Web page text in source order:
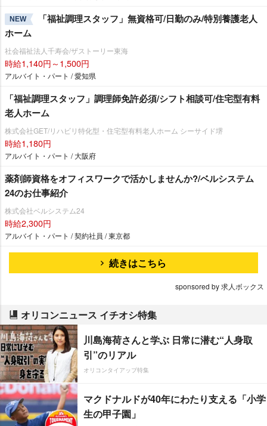
NEW
「福祉調理スタッフ」無資格可/日勤のみ/特別養護老人
ホーム
社会福祉法人千寿会/ザストーリー東海
時給1,140円～1,500円
アルバイト・パート / 愛知県
「福祉調理スタッフ」調理師免許必須/シフト相談可/住宅型有料
老人ホーム
株式会社GET/リハビリ特化型・住宅型有料老人ホーム シーサイド堺
時給1,180円
アルバイト・パート / 大阪府
薬剤師資格をオフィスワークで活かしませんか?/ベルシステム
24のお仕事紹介
株式会社ベルシステム24
時給2,300円
アルバイト・パート / 契約社員 / 東京都
続きはこちら
sponsored by 求人ボックス
オリコンニュース イチオシ特集
川島海荷さんと学ぶ 日常に潜む“人身取
引”のリアル
オリコンタイアップ特集
マクドナルドが40年にわたり支える「小学
生の甲子園」